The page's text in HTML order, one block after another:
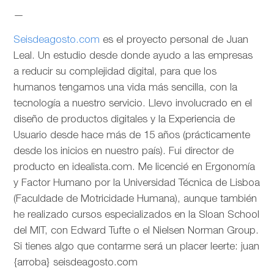
—
Seisdeagosto.com es el proyecto personal de Juan
Leal. Un estudio desde donde ayudo a las empresas
a reducir su complejidad digital, para que los
humanos tengamos una vida más sencilla, con la
tecnología a nuestro servicio. Llevo involucrado en el
diseño de productos digitales y la Experiencia de
Usuario desde hace más de 15 años (prácticamente
desde los inicios en nuestro país). Fui director de
producto en idealista.com. Me licencié en Ergonomía
y Factor Humano por la Universidad Técnica de Lisboa
(Faculdade de Motricidade Humana), aunque también
he realizado cursos especializados en la Sloan School
del MIT, con Edward Tufte o el Nielsen Norman Group.
Si tienes algo que contarme será un placer leerte: juan
{arroba} seisdeagosto.com